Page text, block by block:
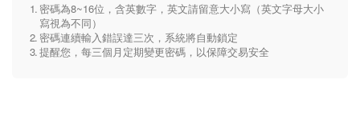
密碼為8~16位，含英數字，英文請留意大小寫（英文字母大小
寫視為不同）
密碼連續輸入錯誤達三次，系統將自動鎖定
提醒您，每三個月定期變更密碼，以保障交易安全